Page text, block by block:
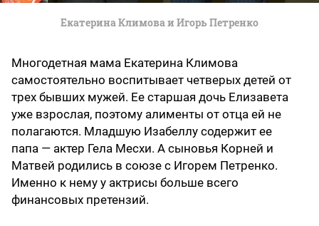
Екатерина Климова и Игорь Петренко
Многодетная мама Екатерина Климова
самостоятельно воспитывает четверых детей от
трех бывших мужей. Ее старшая дочь Елизавета
уже взрослая, поэтому алименты от отца ей не
полагаются. Младшую Изабеллу содержит ее
папа — актер Гела Месхи. А сыновья Корней и
Матвей родились в союзе с Игорем Петренко.
Именно к нему у актрисы больше всего
финансовых претензий.